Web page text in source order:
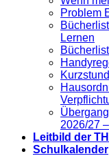
Problem
Lernen
2026/27
Leitbild der
Schulkalender